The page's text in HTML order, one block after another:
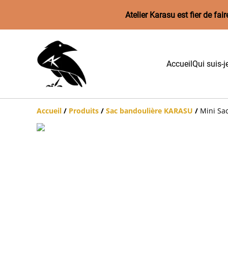
Atelier Karasu est fier de
AccueilQui suis-
Accueil / Produits / Sac bandoulière KARASU / Mini